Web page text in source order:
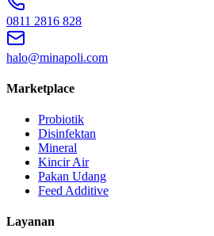
0811 2816 828
halo@minapoli.com
Marketplace
Probiotik
Disinfektan
Mineral
Kincir Air
Pakan Udang
Feed Additive
Layanan